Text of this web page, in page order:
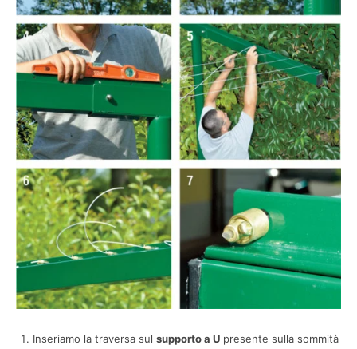
Inseriamo la traversa sul supporto a U presente sulla sommità